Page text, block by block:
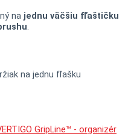
na jednu väčšiu fľaštičku
na jednu fľašku
GripLine™ - organizér